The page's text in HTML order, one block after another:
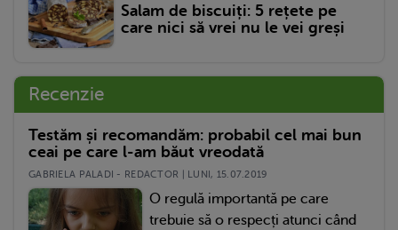
Salam de biscuiți: 5 rețete pe
care nici să vrei nu le vei greși
Recenzie
Testăm și recomandăm: probabil cel mai bun
ceai pe care l-am băut vreodată
GABRIELA PALADI - REDACTOR | LUNI, 15.07.2019
O regulă importantă pe care
trebuie să o respecți atunci când